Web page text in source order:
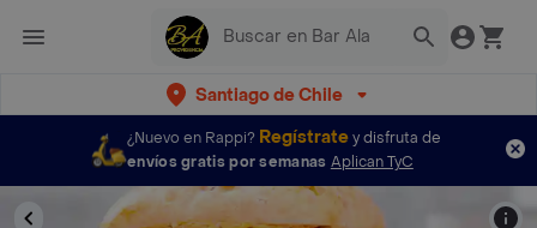
Santiago de Chile
¿Nuevo en Rappi? Regístratey disfruta de
envíos gratis por semanas Aplican TyC